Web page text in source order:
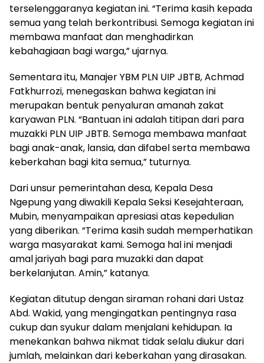
terselenggaranya kegiatan ini. “Terima kasih kepada
semua yang telah berkontribusi. Semoga kegiatan ini
membawa manfaat dan menghadirkan
kebahagiaan bagi warga,” ujarnya.
Sementara itu, Manajer YBM PLN UIP JBTB, Achmad
Fatkhurrozi, menegaskan bahwa kegiatan ini
merupakan bentuk penyaluran amanah zakat
karyawan PLN. “Bantuan ini adalah titipan dari para
muzakki PLN UIP JBTB. Semoga membawa manfaat
bagi anak-anak, lansia, dan difabel serta membawa
keberkahan bagi kita semua,” tuturnya.
Dari unsur pemerintahan desa, Kepala Desa
Ngepung yang diwakili Kepala Seksi Kesejahteraan,
Mubin, menyampaikan apresiasi atas kepedulian
yang diberikan. “Terima kasih sudah memperhatikan
warga masyarakat kami. Semoga hal ini menjadi
amal jariyah bagi para muzakki dan dapat
berkelanjutan. Amin,” katanya.
Kegiatan ditutup dengan siraman rohani dari Ustaz
Abd. Wakid, yang mengingatkan pentingnya rasa
cukup dan syukur dalam menjalani kehidupan. Ia
menekankan bahwa nikmat tidak selalu diukur dari
jumlah, melainkan dari keberkahan yang dirasakan.